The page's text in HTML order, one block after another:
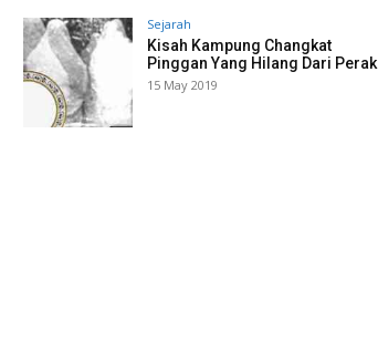
Sejarah
Kisah Kampung Changkat
Pinggan Yang Hilang Dari Perak
15 May 2019